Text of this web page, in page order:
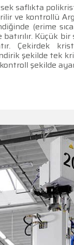
saflıkta
ve kontrollü
(erime
Küçük
Çekirdek
şekilde tek
şekilde